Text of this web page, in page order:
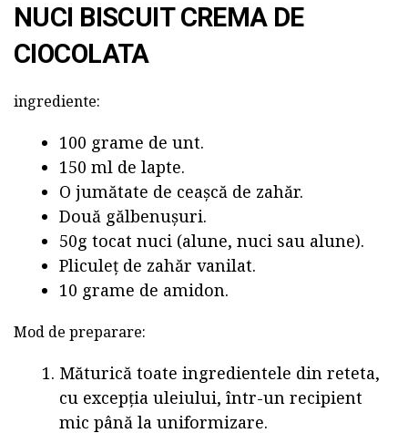
NUCI BISCUIT CREMA DE
CIOCOLATA
ingrediente:
100 grame de unt.
150 ml de lapte.
O jumătate de ceașcă de zahăr.
Două gălbenușuri.
50g tocat nuci (alune, nuci sau alune).
Pliculeț de zahăr vanilat.
10 grame de amidon.
Mod de preparare:
Măturică toate ingredientele din reteta,
cu excepția uleiului, într-un recipient
mic până la uniformizare.